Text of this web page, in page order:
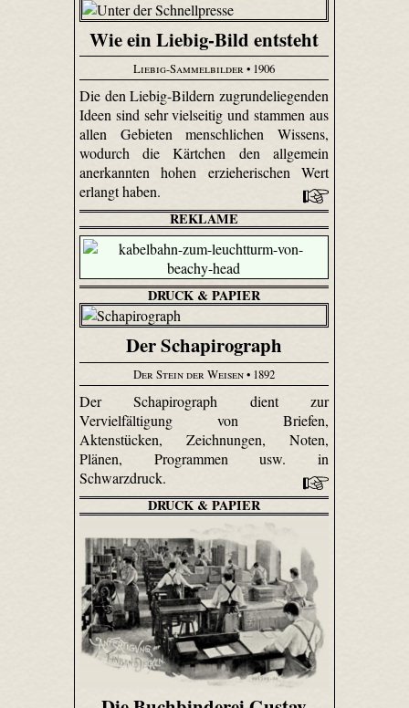
Wie ein Liebig-Bild entsteht
Liebig-Sammelbilder • 1906
Die den Liebig-Bildern zugrundeliegenden
Ideen sind sehr vielseitig und stammen aus
allen Gebieten menschlichen Wissens,
wodurch die Kärtchen den allgemein
anerkannten hohen erzieherischen Wert
erlangt haben.
REKLAME
DRUCK & PAPIER
Der Schapirograph
Der Stein der Weisen• 1892
Der Schapirograph dient zur
Vervielfältigung von Briefen,
Aktenstücken, Zeichnungen, Noten,
Plänen, Programmen usw. in
Schwarzdruck.
DRUCK & PAPIER